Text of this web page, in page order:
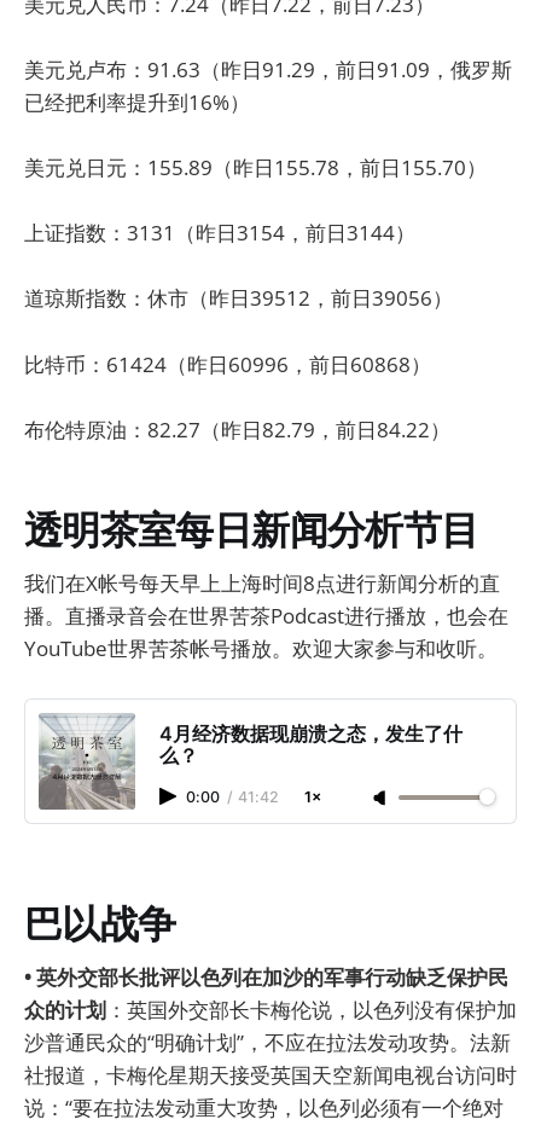
美元兑卢布：91.63（昨日91.29，前日91.09，俄罗斯
已经把利率提升到16%）
美元兑日元：155.89（昨日155.78，前日155.70）
上证指数：3131（昨日3154，前日3144）
道琼斯指数：休市（昨日39512，前日39056）
比特币：61424（昨日60996，前日60868）
布伦特原油：82.27（昨日82.79，前日84.22）
透明茶室每日新闻分析节目
我们在X帐号每天早上上海时间8点进行新闻分析的直
播。直播录音会在世界苦茶Podcast进行播放，也会在
YouTube世界苦茶帐号播放。欢迎大家参与和收听。
4月经济数据现崩溃之态，发生了什
么？
0:00 / 41:42 1×
巴以战争
• 英外交部长批评以色列在加沙的军事行动缺乏保护民
众的计划 ：英国外交部长卡梅伦说，以色列没有保护加
沙普通民众的“明确计划”，不应在拉法发动攻势。法新
社报道，卡梅伦星期天接受英国天空新闻电视台访问时
说：“要在拉法发动重大攻势，以色列必须有一个绝对